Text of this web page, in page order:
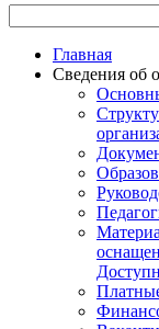
Главная
Сведения об